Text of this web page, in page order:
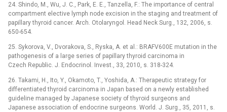
24. Shindo, M., Wu, J. C., Park, E. E., Tanzella, F.: The importance of central
compartment elective lymph node excision in the staging and treatment of
papillary thyroid cancer. Arch. Otolaryngol. Head Neck Surg., 132, 2006, s.
650-654.
25. Sykorova, V., Dvorakova, S., Ryska, A. et al.: BRAFV600E mutation in the
pathogenesis of a large series of papillary thyroid carcinoma in
Czech Republic. J. Endocrinol. Invest., 33, 2010, s. 318-324.
26. Takami, H., Ito, Y., Okamoto, T., Yoshida, A.: Therapeutic strategy for
differentiated thyroid carcinoma in Japan based on a newly established
guideline managed by Japanese society of thyroid surgeons and
Japanese association of endocrine surgeons. World. J. Surg., 35, 2011, s.